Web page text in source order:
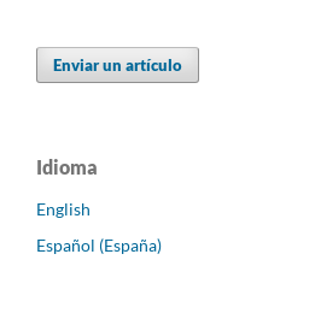
Enviar un artículo
Idioma
English
Español (España)